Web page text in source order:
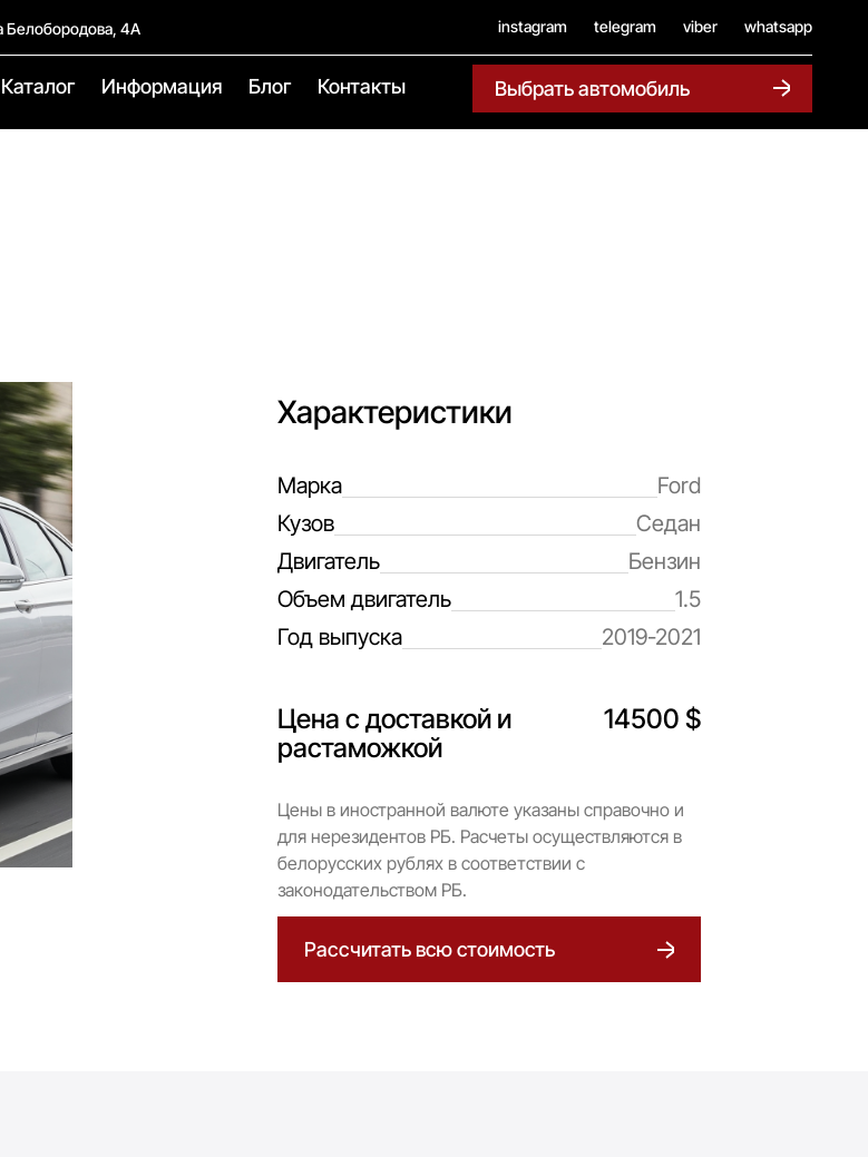
Белобородова, 4А instagram telegram viber whatsapp
Каталог Информация Блог Контакты Выбрать автомобиль
Характеристики
Марка
Ford
Кузов
Седан
Двигатель
Бензин
Объем двигатель
1.5
Год выпуска
2019-2021
Цена с доставкой и
растаможкой
14500 $
Цены в иностранной валюте указаны справочно и
для нерезидентов РБ. Расчеты осуществляются в
белорусских рублях в соответствии с
законодательством РБ.
Рассчитать всю стоимость